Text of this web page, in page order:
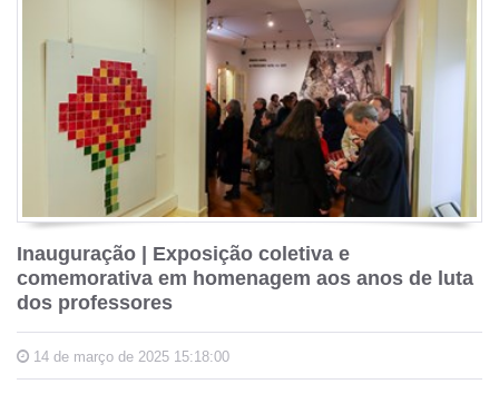
Inauguração | Exposição coletiva e
comemorativa em homenagem aos anos de luta
dos professores
14 de março de 2025 15:18:00